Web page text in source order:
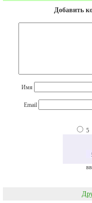
Добавить
Имя
Email
5